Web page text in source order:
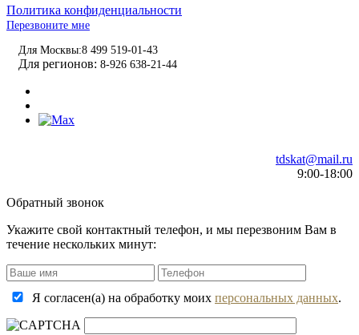
Политика конфиденциальности
Перезвоните мне
Для Москвы:8 499 519-01-43
Для регионов: 8-926 638-21-44
tdskat@mail.ru
9:00-18:00
Обратный звонок
Укажите свой контактный телефон, и мы перезвоним Вам в
течение нескольких минут:
Я согласен(а) на обработку моих персональных данных.